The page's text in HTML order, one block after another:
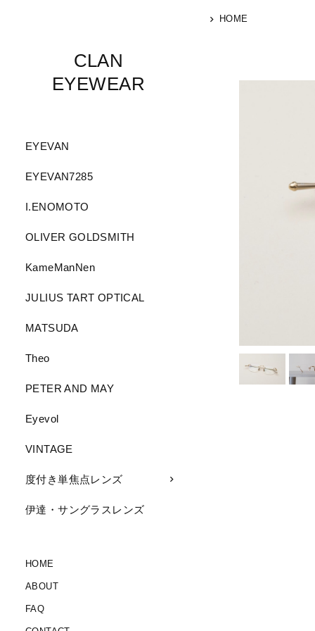
CLAN
EYEWEAR
EYEVAN
EYEVAN7285
I.ENOMOTO
OLIVER GOLDSMITH
KameManNen
JULIUS TART OPTICAL
MATSUDA
Theo
PETER AND MAY
Eyevol
VINTAGE
度付き単焦点レンズ
伊達・サングラスレンズ
HOME
ABOUT
FAQ
HOME